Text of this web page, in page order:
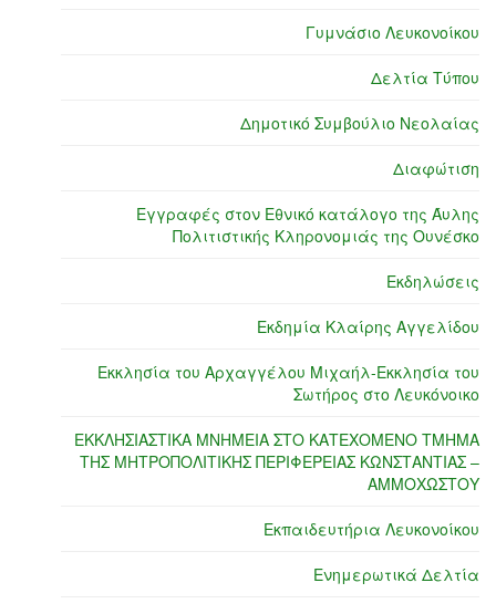
Γυμνάσιο Λευκονοίκου
Δελτία Τύπου
Δημοτικό Συμβούλιο Νεολαίας
Διαφώτιση
Εγγραφές στον Εθνικό κατάλογο της Άυλης
Πολιτιστικής Κληρονομιάς της Ουνέσκο
Εκδηλώσεις
Εκδημία Κλαίρης Αγγελίδου
Εκκλησία του Αρχαγγέλου Μιχαήλ-Εκκλησία του
Σωτήρος στο Λευκόνοικο
ΕΚΚΛΗΣΙΑΣΤΙΚΑ ΜΝΗΜΕΙΑ ΣΤΟ ΚΑΤΕΧΟΜΕΝΟ ΤΜΗΜΑ
ΤΗΣ ΜΗΤΡΟΠΟΛΙΤΙΚΗΣ ΠΕΡΙΦΕΡΕΙΑΣ ΚΩΝΣΤΑΝΤΙΑΣ –
ΑΜΜΟΧΩΣΤΟΥ
Εκπαιδευτήρια Λευκονοίκου
Ενημερωτικά Δελτία